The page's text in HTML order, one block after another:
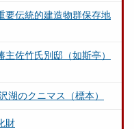
要伝統的建造物群保存地
佐竹氏別邸（如斯亭）
湖のクニマス（標本）
財